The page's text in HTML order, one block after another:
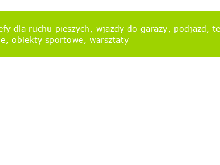
dla ruchu pieszych wjazdy do garaży podjazd
obiekty sportowe warsztaty